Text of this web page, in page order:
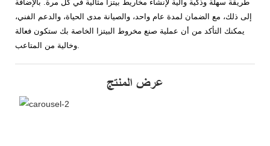
طريقة سهلة وذكية وآلية لإنشاء مخاريط بيتزا مثالية في كل مرة. بالإضافة
إلى ذلك، مع الضمان لمدة عام واحد، والصيانة مدى الحياة، والدعم الفني،
يمكنك التأكد من أن عملية صنع مخروط البيتزا الخاصة بك ستكون فعالة
وخالية من المتاعب.
عرض المنتج